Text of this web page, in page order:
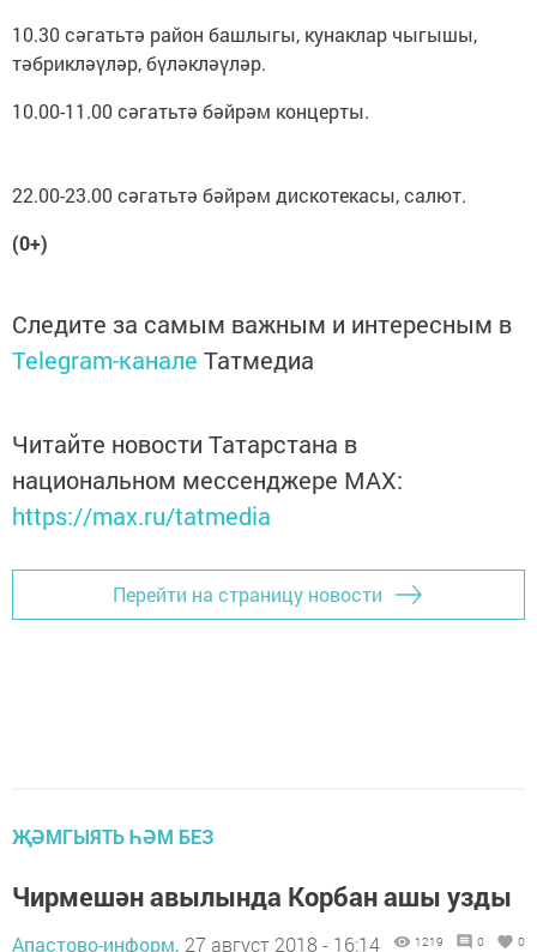
10.30 сәгатьтә район башлыгы, кунаклар чыгышы,
тәбрикләүләр, бүләкләүләр.
10.00-11.00 сәгатьтә бәйрәм концерты.
22.00-23.00 сәгатьтә бәйрәм дискотекасы, салют.
(0+)
Следите за самым важным и интересным в
Telegram-канале Татмедиа
Читайте новости Татарстана в
национальном мессенджере MАХ:
https://max.ru/tatmedia
Перейти на страницу новости
ҖӘМГЫЯТЬ ҺӘМ БЕЗ
Чирмешән авылында Корбан ашы узды
Апастово-информ, 27 август 2018 - 16:14 1219 0 0